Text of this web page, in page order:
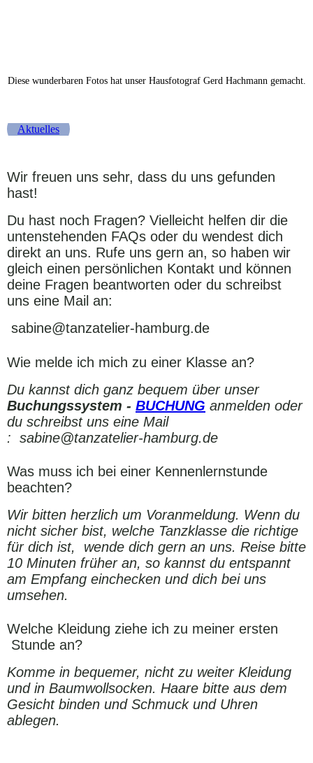
Diese wunderbaren Fotos hat unser Hausfotograf Gerd Hachmann gemacht.
Aktuelles
Wir freuen uns sehr, dass du uns gefunden
hast!
Du hast noch Fragen? Vielleicht helfen dir die
untenstehenden FAQs oder du wendest dich
direkt an uns. Rufe uns gern an, so haben wir
gleich einen persönlichen Kontakt und können
deine Fragen beantworten oder du schreibst
uns eine Mail an:
sabine@tanzatelier-hamburg.de
Wie melde ich mich zu einer Klasse an?
Du kannst dich ganz bequem über unser
Buchungssystem - BUCHUNG anmelden oder
du schreibst uns eine Mail
: sabine@tanzatelier-hamburg.de
Was muss ich bei einer Kennenlernstunde
beachten?
Wir bitten herzlich um Voranmeldung. Wenn du
nicht sicher bist, welche Tanzklasse die richtige
für dich ist, wende dich gern an uns. Reise bitte
10 Minuten früher an, so kannst du entspannt
am Empfang einchecken und dich bei uns
umsehen.
Welche Kleidung ziehe ich zu meiner ersten
Stunde an?
Komme in bequemer, nicht zu weiter Kleidung
und in Baumwollsocken. Haare bitte aus dem
Gesicht binden und Schmuck und Uhren
ablegen.